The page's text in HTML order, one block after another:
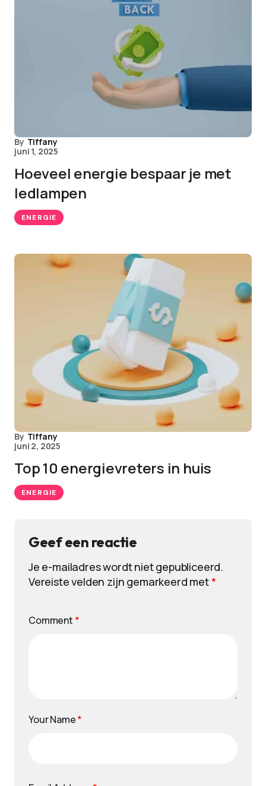
By Tiffany
juni 1, 2025
Hoeveel energie bespaar je met
ledlampen
ENERGIE
By Tiffany
juni 2, 2025
Top 10 energievreters in huis
ENERGIE
Geef een reactie
Je e-mailadres wordt niet gepubliceerd.
Vereiste velden zijn gemarkeerd met*
Comment *
Your Name*